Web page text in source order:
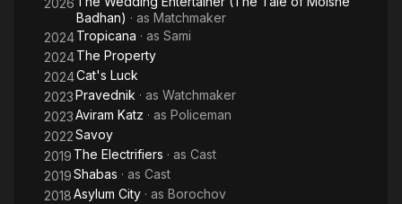
הראשון בפסטיגל הצגות ילדים בחיפה ב-2006. בקולנוע שיחק את שאול
בסרט "פיתוי", מוכר הפיצוצייה ב"דמיונות", אשר ב"באמצע הסרט"
ואת סשה ב"קצוות פרומים". שיחק בתפקיד איציק בסרט "הנוער",
בבימויו של תום שובל משנת 2013. בטלוויזיה שיחק את חיים לבטוב
ב"בצפר", דיוויד גושן ב"נויורק", קובי ב"לתפוס את השמים", צ'יקו
ב"תיק סגור", את אשד מוקד ב"תמרות עשן", ואת הצייר לייב פוקס
בסדרה "שטיסל". הוכמן דיבב את טאבאקי ב"מספורי ספר הג'ונגל",
קרלוס הגמד ב"חבורת הצב המעופף", בילי קרנסטון ב"מייטי מורפין
פאוור ריינג'רס" וב"פאוור ריינג'רס זיאו", מיכלאנג'לו ב"צבי הנינג'ה",
בובת החייל סמל ב"צעצוע של סיפור", נוקה ב"מלך האריות 2", קופר
הכלב ב"השועל והכלבלב" ואת הרקולס הבוגר בסרט "הרקולס"
2026
Badhan) · as Matchmaker
2024Tropicana · as Sami
2024The Property
2024Cat's Luck
2023Pravednik · as Watchmaker
2023Aviram Katz · as Policeman
2022Savoy
2019 The Electrifiers · as Cast
2019Shabas · as Cast
2018Asylum City · as Borochov